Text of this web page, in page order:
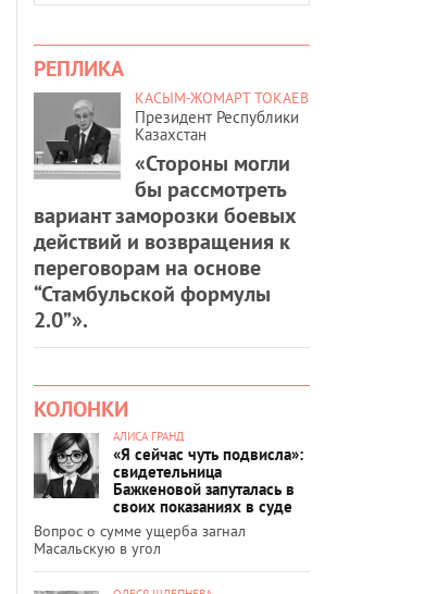
РЕПЛИКА
КАСЫМ-ЖОМАРТ ТОКАЕВ
Президент Республики
Казахстан
«Стороны могли
бы рассмотреть
вариант заморозки боевых
действий и возвращения к
переговорам на основе
“Стамбульской формулы
2.0”».
КОЛОНКИ
АЛИСА ГРАНД
«Я сейчас чуть подвисла»:
свидетельница
Бажкеновой запуталась в
своих показаниях в суде
Вопрос о сумме ущерба загнал
Масальскую в угол